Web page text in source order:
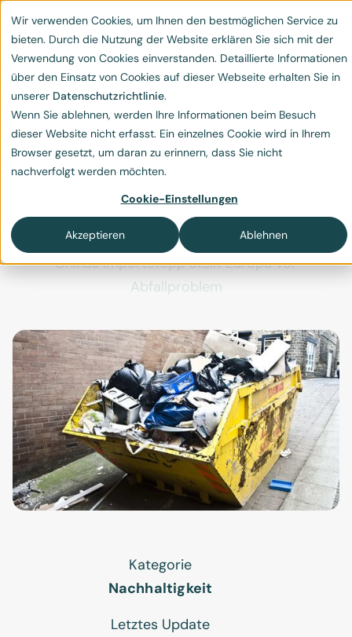
Wir verwenden Cookies, um Ihnen den bestmöglichen Service zu
bieten. Durch die Nutzung der Website erklären Sie sich mit der
Verwendung von Cookies einverstanden. Detaillierte Informationen
über den Einsatz von Cookies auf dieser Webseite erhalten Sie in
unserer Datenschutzrichtlinie.
Wenn Sie ablehnen, werden Ihre Informationen beim Besuch
dieser Website nicht erfasst. Ein einzelnes Cookie wird in Ihrem
Browser gesetzt, um daran zu erinnern, dass Sie nicht
nachverfolgt werden möchten.
Cookie-Einstellungen
Akzeptieren Ablehnen
Die Recycling-Lüge: Müll
der westlichen Welt
muss endlich
wiederverwertet werden
Chinas Importstopp stellt Europa vor
Abfallproblem
Kategorie
Nachhaltigkeit
Letztes Update